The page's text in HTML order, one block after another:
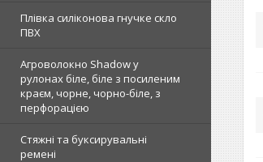
Плівка силіконова гнучке скло
ПВХ
Агроволокно Shadow у
рулонах біле, біле з посиленим
краєм, чорне, чорно-біле, з
перфорацією
Стяжні та буксирувальні
ремені